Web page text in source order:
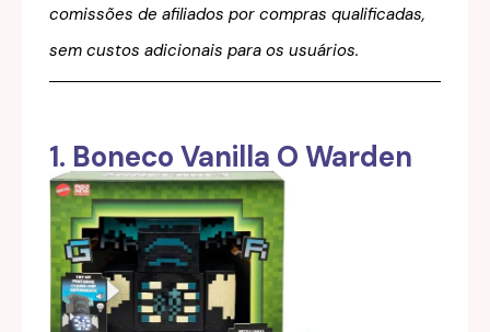
comissões de afiliados por compras qualificadas,
sem custos adicionais para os usuários.
1. Boneco Vanilla O Warden